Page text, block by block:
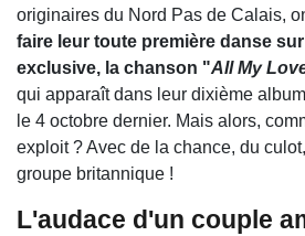
originaires du Nord Pas de Calais,
faire leur toute première danse
exclusive, la chanson "All My
qui apparaît dans leur dixième
le 4 octobre dernier. Mais alors,
exploit ? Avec de la chance, du
groupe britannique !
L'audace d'un couple